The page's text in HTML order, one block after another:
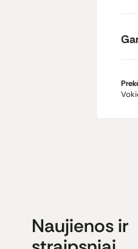
Naujienos ir